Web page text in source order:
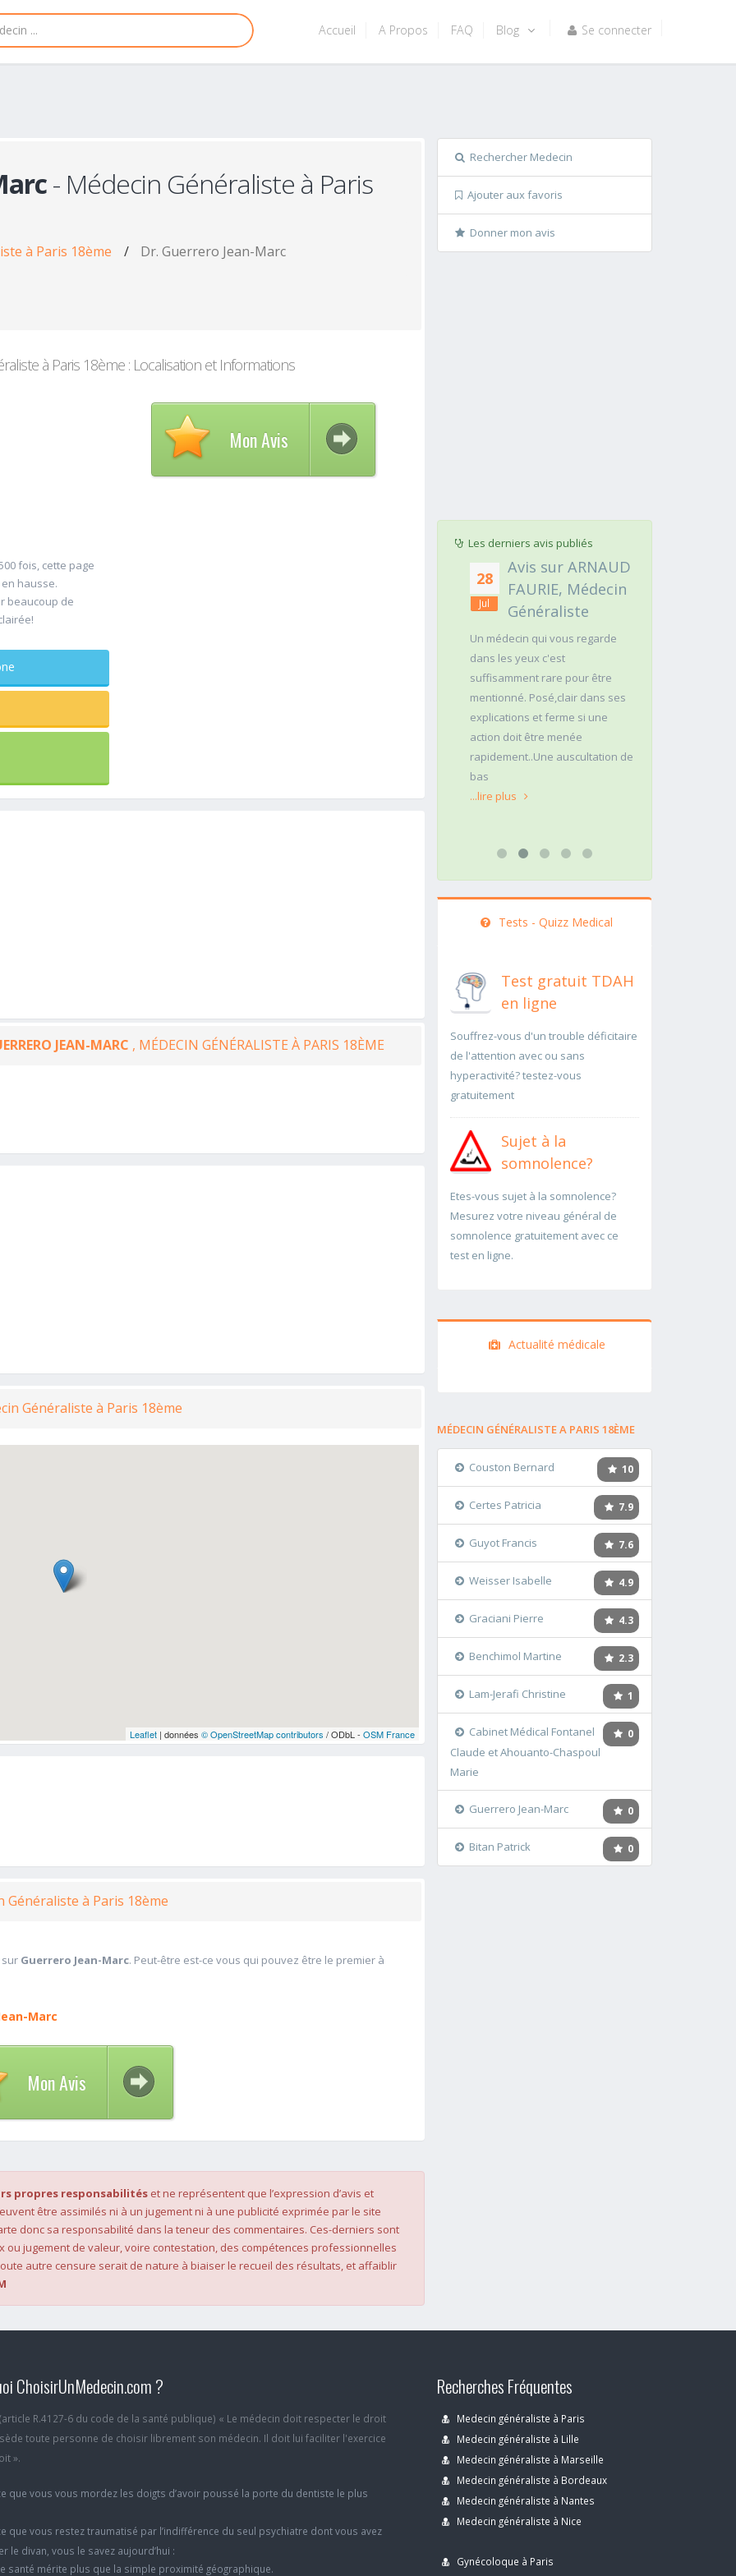
Accueil A Propos FAQ Blog Se connecter
- Médecin Généraliste à Paris
à Paris 18ème / Dr. Guerrero Jean-Marc
à Paris 18ème : Localisation et Informations
fois, cette page
hausse.
beaucoup de
Mon Avis
JEAN-MARC , MÉDECIN GÉNÉRALISTE À PARIS 18ÈME
Généraliste à Paris 18ème
Leaflet| données © OpenStreetMap contributors / ODbL - OSM France
Généraliste à Paris 18ème
Guerrero Jean-Marc. Peut-être est-ce vous qui pouvez être le premier à
Marc
Mon Avis
propres responsabilités et ne représentent que l’expression d’avis et
être assimilés ni à un jugement ni à une publicité exprimée par le site
donc sa responsabilité dans la teneur des commentaires. Ces-derniers sont
jugement de valeur, voire contestation, des compétences professionnelles
autre censure serait de nature à biaiser le recueil des résultats, et affaiblir
Rechercher Medecin
Ajouter aux favoris
Donner mon avis
Les derniers avis publiés
28
Jul
Avis sur ARNAUD
FAURIE, Médecin
Généraliste
Un médecin qui vous regarde
dans les yeux c'est
suffisamment rare pour être
mentionné. Posé,clair dans ses
explications et ferme si une
action doit être menée
rapidement..Une auscultation de
bas
...lire plus
Tests - Quizz Medical
Test gratuit TDAH
en ligne
Souffrez-vous d'un trouble déficitaire
de l'attention avec ou sans
hyperactivité? testez-vous
gratuitement
Sujet à la
somnolence?
Etes-vous sujet à la somnolence?
Mesurez votre niveau général de
somnolence gratuitement avec ce
test en ligne.
Actualité médicale
MÉDECIN GÉNÉRALISTE A PARIS 18ÈME
10
Couston Bernard
7.9
Certes Patricia
7.6
Guyot Francis
4.9
Weisser Isabelle
4.3
Graciani Pierre
2.3
Benchimol Martine
1
Lam-Jerafi Christine
0
Cabinet Médical Fontanel
Claude et Ahouanto-Chaspoul
Marie
0
Guerrero Jean-Marc
0
Bitan Patrick
ChoisirUnMedecin.com ?
R.4127-6 du code de la santé publique) « Le médecin doit respecter le droit
toute personne de choisir librement son médecin. Il doit lui faciliter l'exercice
».
que vous vous mordez les doigts d’avoir poussé la porte du dentiste le plus
que vous restez traumatisé par l’indifférence du seul psychiatre dont vous avez
le divan, vous le savez aujourd’hui :
santé mérite plus que la simple proximité géographique.
Recherches Fréquentes
Medecin généraliste à Paris
Medecin généraliste à Lille
Medecin généraliste à Marseille
Medecin généraliste à Bordeaux
Medecin généraliste à Nantes
Medecin généraliste à Nice
Gynécoloque à Paris